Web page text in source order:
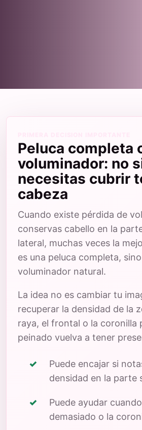
Peluca completa
voluminador: no
necesitas cubrir
cabeza
Cuando existe pérdida de
conservas cabello en la
lateral, muchas veces la
es una peluca completa,
voluminador natural.
La idea no es cambiar tu
recuperar la densidad de la
raya, el frontal o la coronilla
peinado vuelva a tener
Puede encajar si
densidad en la parte
Puede ayudar
demasiado o la